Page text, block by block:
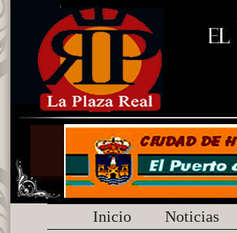
Inicio Noticias